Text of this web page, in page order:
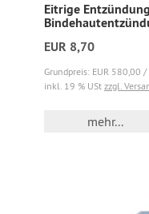
Eitrige
EUR 8,70
Grundpreis: EUR 580,00
inkl. 19 % USt zzgl.
mehr...